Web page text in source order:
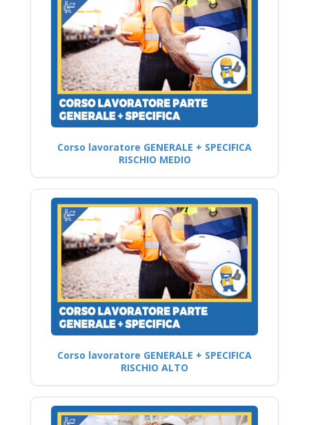
Corso lavoratore GENERALE + SPECIFICA
RISCHIO MEDIO
Corso lavoratore GENERALE + SPECIFICA
RISCHIO ALTO